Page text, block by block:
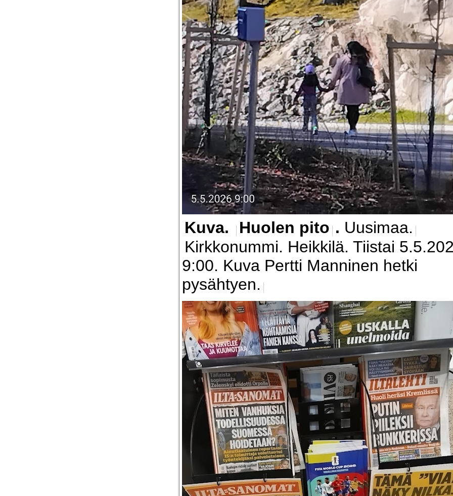
Kuva. Huolen pito . Uusimaa.
Kirkkonummi. Heikkilä. Tiistai
9:00. Kuva Pertti Manninen hetki
pysähtyen.